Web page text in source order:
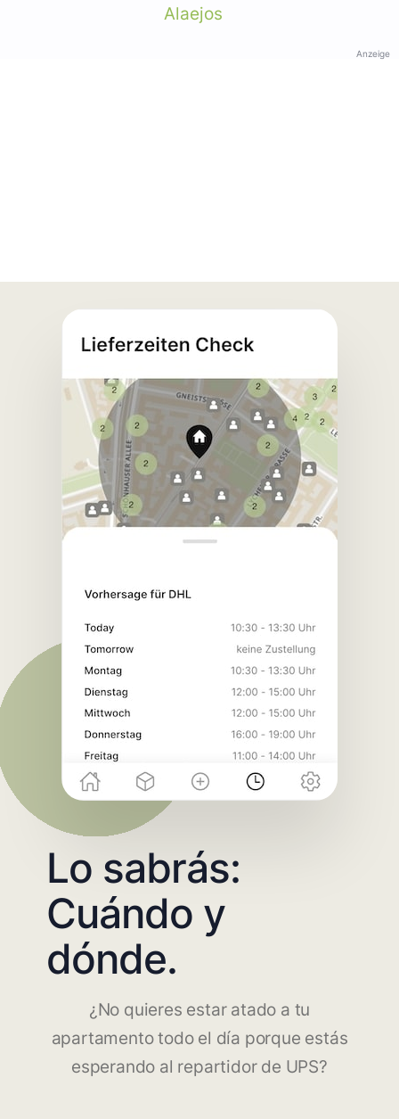
Alaejos
Anzeige
Lo sabrás:
Cuándo y
dónde.
¿No quieres estar atado a tu
apartamento todo el día porque estás
esperando al repartidor de UPS?